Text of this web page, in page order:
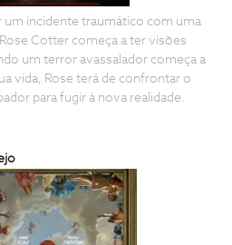
incidente traumático com uma
Cotter começa a ter visões
um terror avassalador começa a
vida, Rose terá de confrontar o
para fugir à nova realidade.